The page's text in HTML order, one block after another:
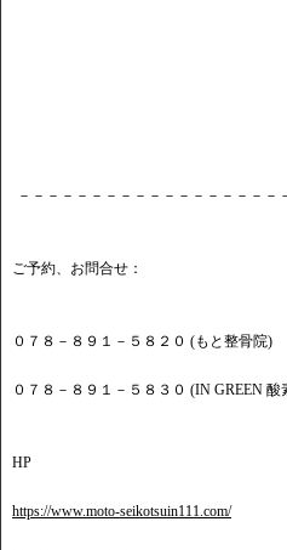
－－－－－－－－－－－－－－－－－－
ご予約、お問合せ：
０７８－８９１－５８２０ (もと整骨院)
０７８－８９１－５８３０ (IN GREEN
HP
https://www.moto-seikotsuin111.com/